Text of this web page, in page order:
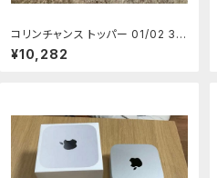
コリンチャンス トッパー 01/02 3r
d ユニフォーム ペプシ ブラジル
¥10,282